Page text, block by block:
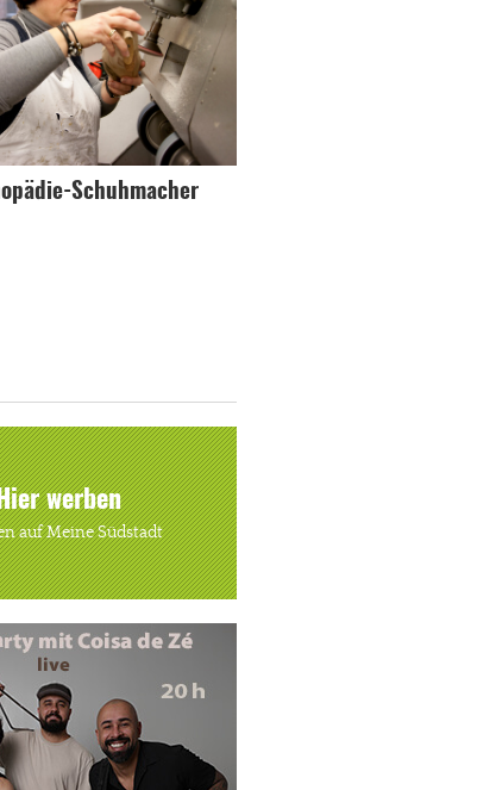
Schuhmacher
werben
auf Meine Südstadt